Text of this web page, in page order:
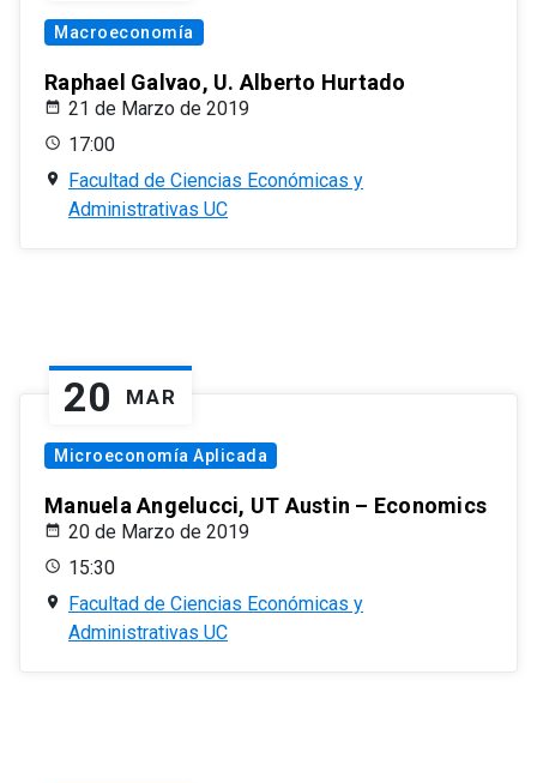
Macroeconomía
Raphael Galvao, U. Alberto Hurtado
21 de Marzo de 2019
17:00
Facultad de Ciencias Económicas y
Administrativas UC
20 MAR
Microeconomía Aplicada
Manuela Angelucci, UT Austin – Economics
20 de Marzo de 2019
15:30
Facultad de Ciencias Económicas y
Administrativas UC